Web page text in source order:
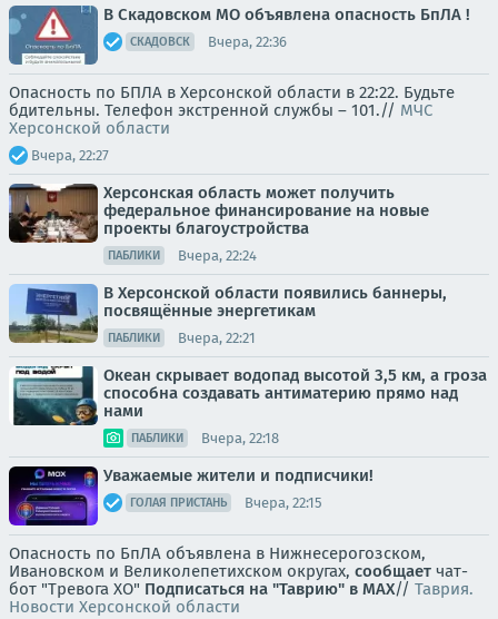
В Скадовском МО объявлена опасность БпЛА !
СКАДОВСК Вчера, 22:36
Опасность по БПЛА в Херсонской области в 22:22. Будьте
бдительны. Телефон экстренной службы – 101.// МЧС
Херсонской области
Вчера, 22:27
Херсонская область может получить
федеральное финансирование на новые
проекты благоустройства
ПАБЛИКИ Вчера, 22:24
В Херсонской области появились баннеры,
посвящённые энергетикам
ПАБЛИКИ Вчера, 22:21
Океан скрывает водопад высотой 3,5 км, а гроза
способна создавать антиматерию прямо над
нами
ПАБЛИКИ Вчера, 22:18
Уважаемые жители и подписчики!
ГОЛАЯ ПРИСТАНЬ Вчера, 22:15
Опасность по БпЛА объявлена в Нижнесерогозском,
Ивановском и Великолепетихском округах, сообщает чат-
бот "Тревога ХО" Подписаться на "Таврию" в MAX// Таврия.
Новости Херсонской области